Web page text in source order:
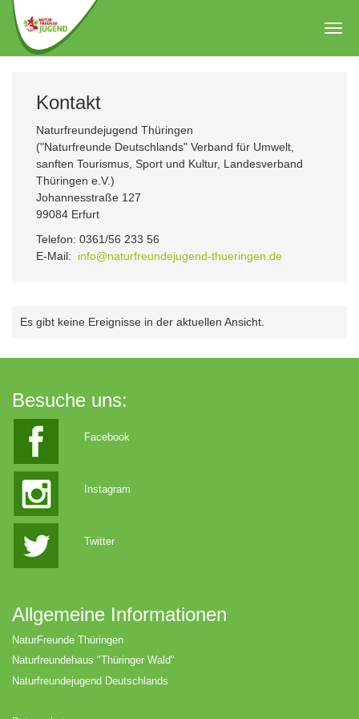
Zum
Hauptinhalt
springen
Kontakt
Naturfreundejugend Thüringen
("Naturfreunde Deutschlands" Verband für Umwelt,
sanften Tourismus, Sport und Kultur, Landesverband
Thüringen e.V.)
Johannesstraße 127
99084 Erfurt
Telefon: 0361/56 233 56
E-Mail: info@naturfreundejugend-thueringen.de
Es gibt keine Ereignisse in der aktuellen Ansicht.
Besuche uns:
Facebook
Instagram
Twitter
Allgemeine Informationen
NaturFreunde Thüringen
Naturfreundehaus "Thüringer Wald"
Naturfreundejugend Deutschlands